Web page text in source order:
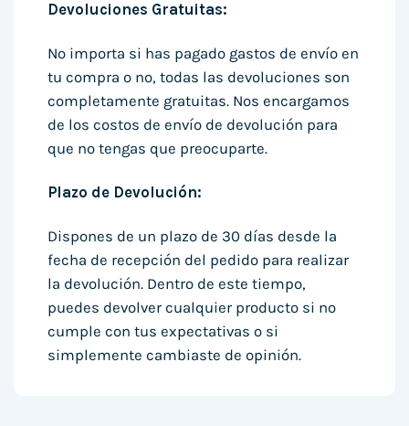
Devoluciones Gratuitas:
No importa si has pagado gastos de envío en
tu compra o no, todas las devoluciones son
completamente gratuitas. Nos encargamos
de los costos de envío de devolución para
que no tengas que preocuparte.
Plazo de Devolución:
Dispones de un plazo de 30 días desde la
fecha de recepción del pedido para realizar
la devolución. Dentro de este tiempo,
puedes devolver cualquier producto si no
cumple con tus expectativas o si
simplemente cambiaste de opinión.